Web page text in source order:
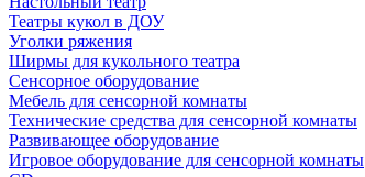
Театры кукол в ДОУ
Уголки ряжения
Ширмы для кукольного театра
Сенсорное оборудование
Мебель для сенсорной комнаты
Технические средства для сенсорной комнаты
Развивающее оборудование
Игровое оборудование для сенсорной комнаты